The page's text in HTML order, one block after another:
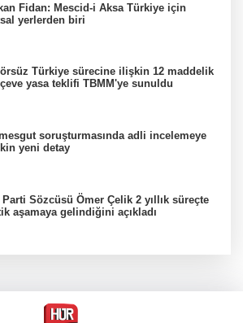
Fidan: Mescid-i Aksa Türkiye için
yerlerden biri
Türkiye sürecine ilişkin 12 maddelik
yasa teklifi TBMM'ye sunuldu
soruşturmasında adli incelemeye
yeni detay
Parti Sözcüsü Ömer Çelik 2 yıllık süreçte
aşamaya gelindiğini açıkladı